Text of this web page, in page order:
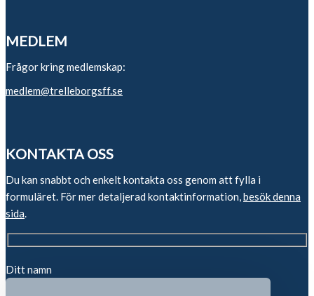
MEDLEM
Frågor kring medlemskap:
medlem@trelleborgsff.se
KONTAKTA OSS
Du kan snabbt och enkelt kontakta oss genom att fylla i
formuläret. För mer detaljerad kontaktinformation,besök denna
sida.
Ditt namn